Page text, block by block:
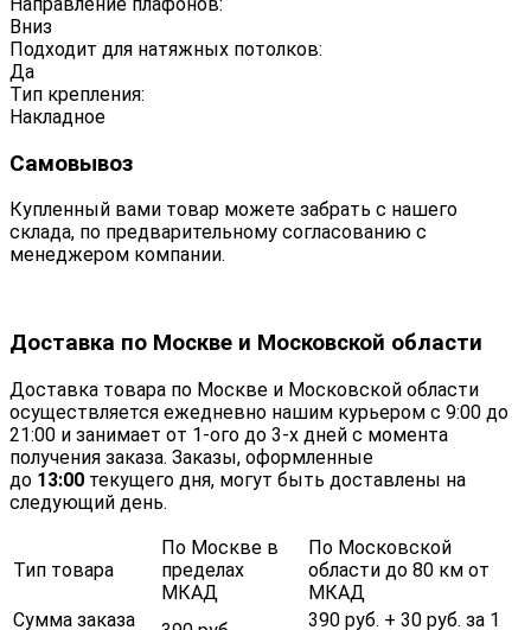
Вниз
Подходит для натяжных потолков:
Да
Тип крепления:
Накладное
Самовывоз
Купленный вами товар можете забрать с нашего
склада, по предварительному согласованию с
менеджером компании.
Доставка по Москве и Московской области
Доставка товара по Москве и Московской области
осуществляется ежедневно нашим курьером с 9:00 до
21:00 и занимает от 1-ого до 3-х дней с момента
получения заказа. Заказы, оформленные
до 13:00 текущего дня, могут быть доставлены на
следующий день.
Тип товара
По Москве в
пределах
МКАД
По Московской
области до 80 км от
МКАД
Сумма заказа
390 руб. + 30 руб. за 1